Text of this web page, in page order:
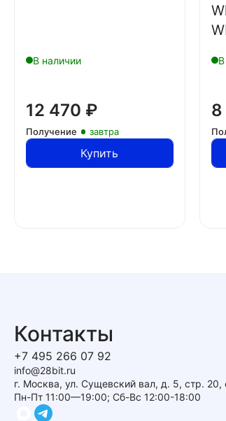
В наличии
12 470 ₽
Получение завтра
Купить
В
8
Контакты
+7 495 266 07 92
info@28bit.ru
г. Москва, ул. Сущевский вал, д. 5, стр.
Пн-Пт 11:00—19:00; Сб-Вс 12:00-18:00